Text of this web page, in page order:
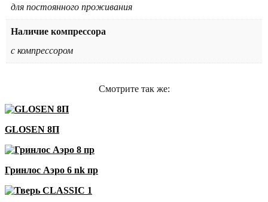
для постоянного проживания
Наличие компрессора
с компрессором
Смотрите так же:
GLOSEN 8П
Гринлос Аэро 6 nk пр